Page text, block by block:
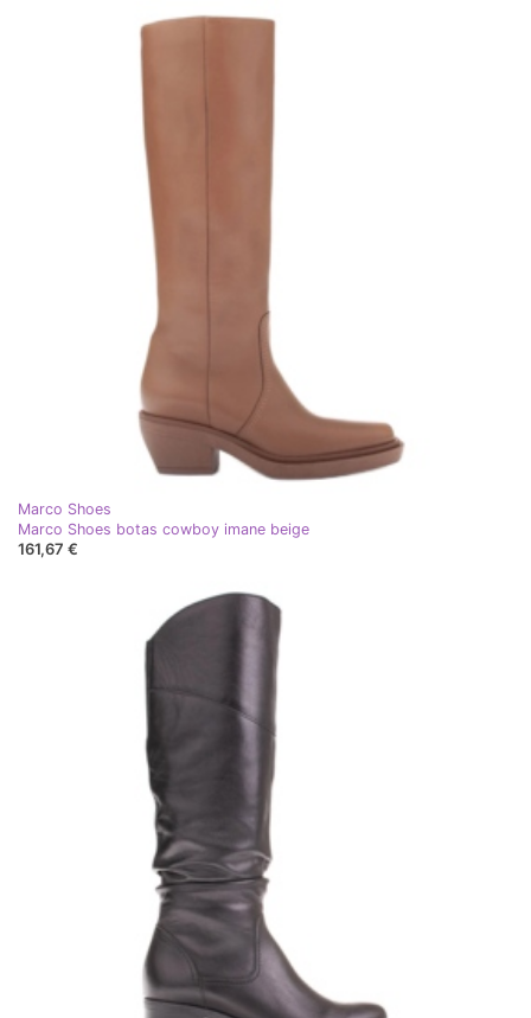
Marco Shoes
Marco Shoes botas cowboy imane beige
161,67 €